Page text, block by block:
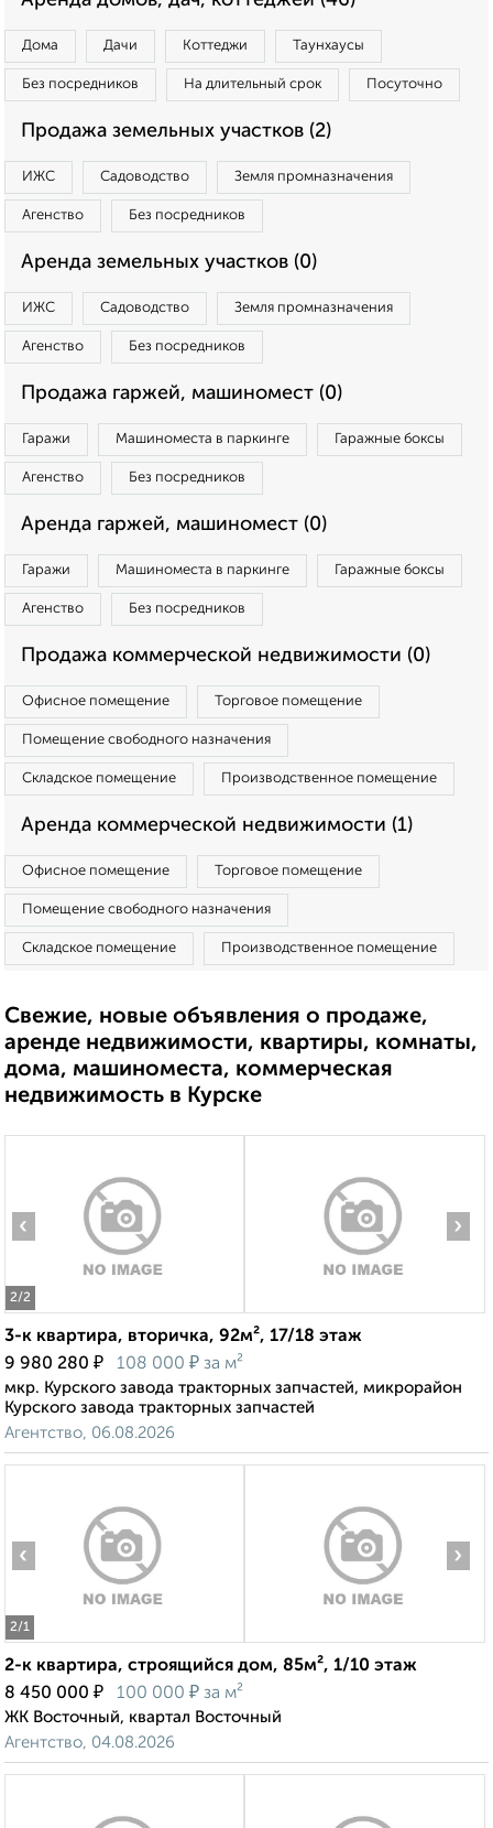
Дома Дачи Коттеджи Таунхаусы
Без посредников На длительный срок Посуточно
Продажа земельных участков (2)
ИЖС Садоводство Земля промназначения
Агенство Без посредников
Аренда земельных участков (0)
ИЖС Садоводство Земля промназначения
Агенство Без посредников
Продажа гаржей, машиномест (0)
Гаражи Машиноместа в паркинге Гаражные боксы
Агенство Без посредников
Аренда гаржей, машиномест (0)
Гаражи Машиноместа в паркинге Гаражные боксы
Агенство Без посредников
Продажа коммерческой недвижимости (0)
Офисное помещение Торговое помещение
Помещение свободного назначения
Складское помещение Производственное помещение
Аренда коммерческой недвижимости (1)
Офисное помещение Торговое помещение
Помещение свободного назначения
Складское помещение Производственное помещение
Свежие, новые объявления о продаже,
аренде недвижимости, квартиры, комнаты,
дома, машиноместа, коммерческая
недвижимость в Курске
2/2
‹ ›
3-к квартира, вторичка, 92м², 17/18 этаж
9 980 280 ₽ 108 000 ₽ за м²
мкр. Курского завода тракторных запчастей, микрорайон
Курского завода тракторных запчастей
Агентство, 06.08.2026
2/1
‹ ›
2-к квартира, строящийся дом, 85м², 1/10 этаж
8 450 000 ₽ 100 000 ₽ за м²
ЖК Восточный, квартал Восточный
Агентство, 04.08.2026